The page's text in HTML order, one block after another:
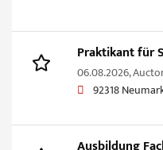
Praktikant für
06.08.2026,
92318